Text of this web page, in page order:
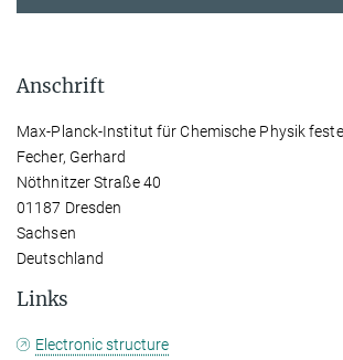
Anschrift
Max-Planck-Institut für Chemische Physik
Fecher, Gerhard
Nöthnitzer Straße 40
01187 Dresden
Sachsen
Deutschland
Links
Electronic structure